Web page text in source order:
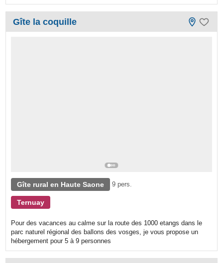
Gîte la coquille
Gîte rural en Haute Saone 9 pers.
Ternuay
Pour des vacances au calme sur la route des 1000 etangs dans le
parc naturel régional des ballons des vosges, je vous propose un
hébergement pour 5 à 9 personnes